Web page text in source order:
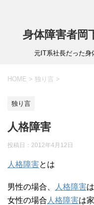
身体障害者岡
元IT系社長だった
HOME > 独り言 >
独り言
人格障害
投稿日： 2012年4月12日
人格障害とは
男性の場合、 人格障害
女性の場合 人格障害は